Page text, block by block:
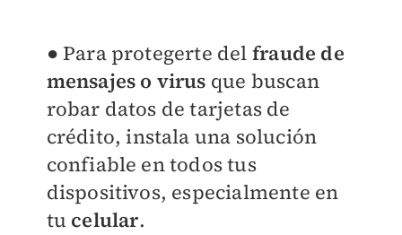
● Para protegerte del fraude de
mensajes o virus que buscan
robar datos de tarjetas de
crédito, instala una solución
confiable en todos tus
dispositivos, especialmente en
tu celular.